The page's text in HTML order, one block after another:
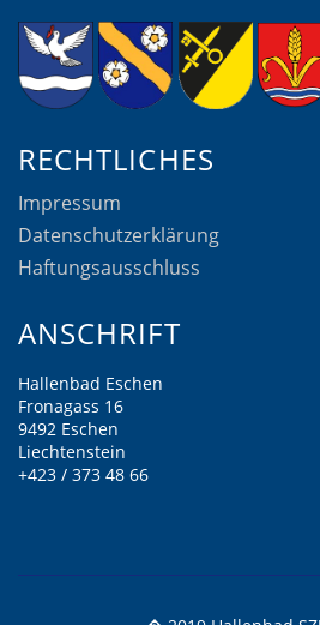
RECHTLICHES
Impressum
Datenschutzerklärung
Haftungsausschluss
ANSCHRIFT
Hallenbad Eschen
Fronagass 16
9492 Eschen
Liechtenstein
+423 / 373 48 66